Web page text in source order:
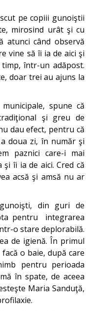
pe copiii gunoiştii
mirosind urât şi cu
atunci când observă
vine să îi ia de aici şi
într-un adăpost.
doar trei au ajuns la
spune că
şi greu de
dau efect, pentru că
doua zi, în număr şi
paznici care-i mai
îi ia de aici. Cred că
acsă şi amsă nu ar
din guri de
pentru integrarea
o stare deplorabilă.
de igienă. În primul
o baie, după care
pentru perioada
în spate, de aceea
Maria Sanduţă,